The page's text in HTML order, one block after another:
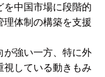
を中国市場に段階的
理体制の構築を支援
が強い一方、特に外
視している動きもみ